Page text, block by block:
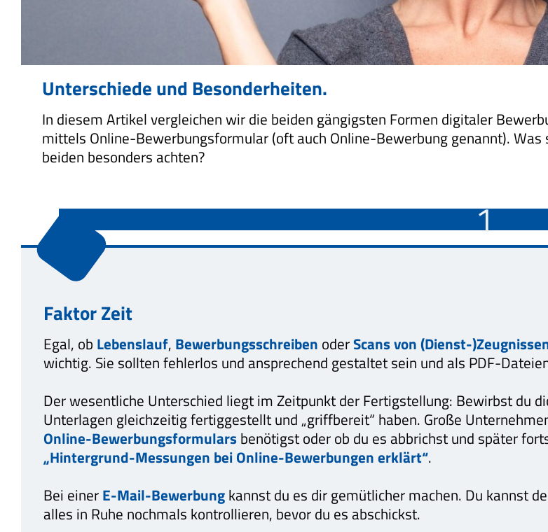
Unterschiede und Besonderheiten.
In diesem Artikel vergleichen wir die beiden gängigsten Formen digitaler
mittels Online-Bewerbungsformular (oft auch Online-Bewerbung genannt).
beiden besonders achten?
1
Faktor Zeit
Egal, ob Lebenslauf, Bewerbungsschreiben oderScans von (Dienst-
wichtig. Sie sollten fehlerlos und ansprechend gestaltet sein und als PDF-
Der wesentliche Unterschied liegt im Zeitpunkt der Fertigstellung: Bewirbst du
Unterlagen gleichzeitig fertiggestellt und „griffbereit“ haben. Große
Online-Bewerbungsformularsbenötigst oder ob du es abbrichst und später
„Hintergrund-Messungen bei Online-Bewerbungen erklärt“.
Bei einerE-Mail-Bewerbungkannst du es dir gemütlicher machen. Du kannst
alles in Ruhe nochmals kontrollieren, bevor du es abschickst.